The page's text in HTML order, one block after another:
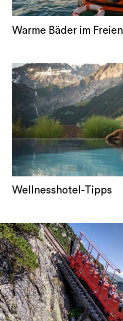
Warme Bäder im Freien
Wellnesshotel-Tipps